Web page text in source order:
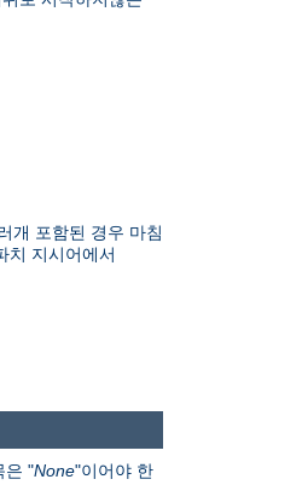
개 포함된 경우 마침
치 지시어에서
은 "None"이어야 한